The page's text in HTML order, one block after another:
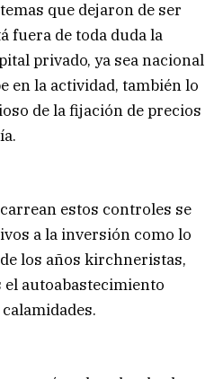
que dejaron de ser
fuera de toda duda la
privado, ya sea nacional
en la actividad, también lo
de la fijación de precios
estos controles se
a la inversión como lo
los años kirchneristas,
el autoabastecimiento